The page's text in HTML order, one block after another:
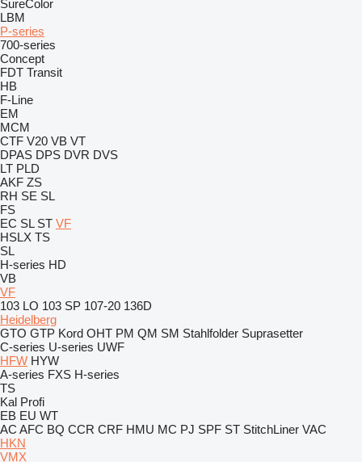
SureColor
LBM
P-series
700-series
Concept
FDT Transit
HB
F-Line
EM
MCM
CTF V20 VB VT
DPAS DPS DVR DVS
LT PLD
AKF ZS
RH SE SL
FS
EC SL ST VF
HSLX TS
SL
H-series HD
VB
VF
103 LO 103 SP 107-20 136D
Heidelberg
GTO GTP Kord OHT PM QM SM Stahlfolder Suprasetter
C-series U-series UWF
HFW HYW
A-series FXS H-series
TS
Kal Profi
EB EU WT
AC AFC BQ CCR CRF HMU MC PJ SPF ST StitchLiner VAC
HKN
VMX